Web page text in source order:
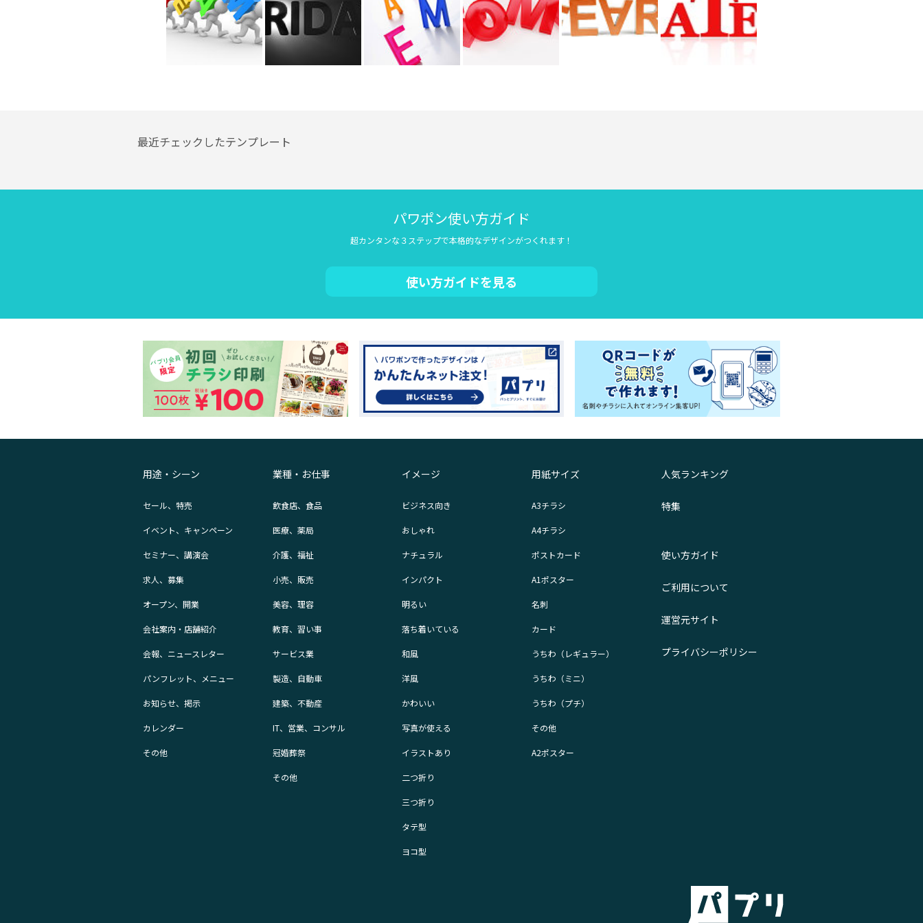
最近チェックしたテンプレート
パワポン使い方ガイド
超カンタンな３ステップで本格的なデザインがつくれます！
使い方ガイドを見る
用途・シーン
セール、特売
イベント、キャンペーン
セミナー、講演会
求人、募集
オープン、開業
会社案内・店舗紹介
会報、ニュースレター
パンフレット、メニュー
お知らせ、掲示
カレンダー
その他
業種・お仕事
飲食店、食品
医療、薬局
介護、福祉
小売、販売
美容、理容
教育、習い事
サービス業
製造、自動車
建築、不動産
IT、営業、コンサル
冠婚葬祭
その他
イメージ
ビジネス向き
おしゃれ
ナチュラル
インパクト
明るい
落ち着いている
和風
洋風
かわいい
写真が使える
イラストあり
二つ折り
三つ折り
タテ型
ヨコ型
用紙サイズ
A3チラシ
A4チラシ
ポストカード
A1ポスター
名刺
カード
うちわ（レギュラー）
うちわ（ミニ）
うちわ（プチ）
その他
A2ポスター
人気ランキング
特集
使い方ガイド
ご利用について
運営元サイト
プライバシーポリシー